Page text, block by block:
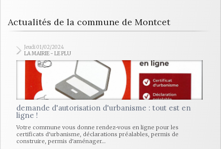
Actualités de la commune de Montcet
Jeudi 01/02/2024
LA MAIRIE - LE PLU
demande d'autorisation d'urbanisme : tout est en
ligne !
Votre commune vous donne rendez-vous en ligne pour les
certificats d'urbanisme, déclarations préalables, permis de
construire, permis d'aménager…